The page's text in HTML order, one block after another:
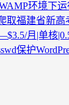
环境下
取福建省新
月|单核
保护